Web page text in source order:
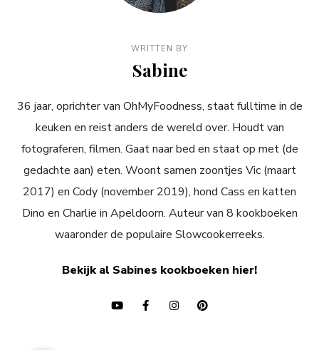
WRITTEN BY
Sabine
36 jaar, oprichter van OhMyFoodness, staat fulltime in de
keuken en reist anders de wereld over. Houdt van
fotograferen, filmen. Gaat naar bed en staat op met (de
gedachte aan) eten. Woont samen zoontjes Vic (maart
2017) en Cody (november 2019), hond Cass en katten
Dino en Charlie in Apeldoorn. Auteur van 8 kookboeken
waaronder de populaire Slowcookerreeks.
Bekijk al Sabines kookboeken hier!